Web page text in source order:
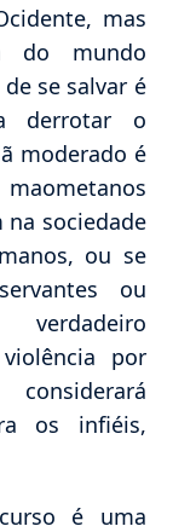
mas
do mundo
se salvar é
derrotar o
moderado é
na sociedade
ou se
ou
por
os infiéis,
é uma